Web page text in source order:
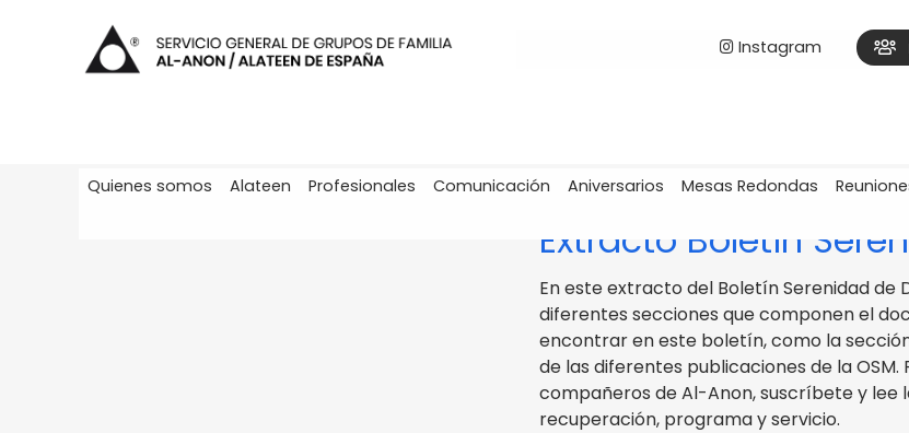
Instagram
Quienes somos Alateen Profesionales Comunicación Aniversarios Mesas Redondas
Extracto Boletín
En este extracto del Boletín Serenidad de
diferentes secciones que componen el
encontrar en este boletín, como la
de las diferentes publicaciones de la
compañeros de Al-Anon, suscríbete y
recuperación, programa y servicio.